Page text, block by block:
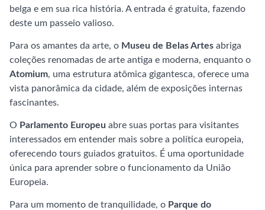
belga e em sua rica história. A entrada é gratuita, fazendo
deste um passeio valioso.
Para os amantes da arte, o Museu de Belas Artes abriga
coleções renomadas de arte antiga e moderna, enquanto o
Atomium, uma estrutura atômica gigantesca, oferece uma
vista panorâmica da cidade, além de exposições internas
fascinantes.
O Parlamento Europeu abre suas portas para visitantes
interessados em entender mais sobre a política europeia,
oferecendo tours guiados gratuitos. É uma oportunidade
única para aprender sobre o funcionamento da União
Europeia.
Para um momento de tranquilidade, o Parque do